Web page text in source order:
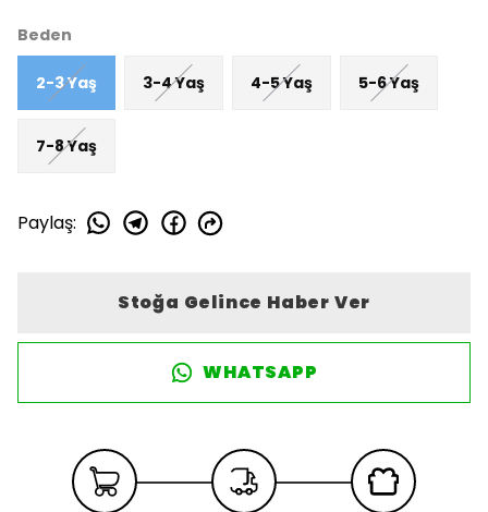
Beden
2-3 Yaş 3-4 Yaş 4-5 Yaş 5-6 Yaş
7-8 Yaş
Paylaş:
Stoğa Gelince Haber Ver
WHATSAPP